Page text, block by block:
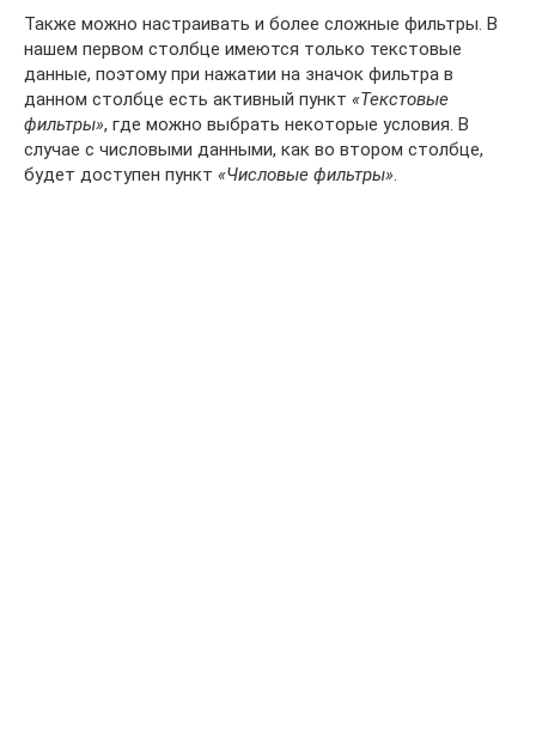
Также можно настраивать и более сложные фильтры. В
нашем первом столбце имеются только текстовые
данные, поэтому при нажатии на значок фильтра в
данном столбце есть активный пункт «Текстовые
фильтры», где можно выбрать некоторые условия. В
случае с числовыми данными, как во втором столбце,
будет доступен пункт «Числовые фильтры».